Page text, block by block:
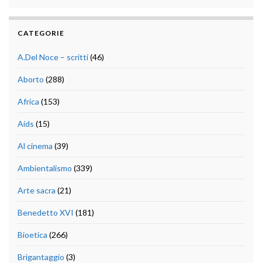
CATEGORIE
A.Del Noce – scritti(46)
Aborto (288)
Africa (153)
Aids (15)
Al cinema (39)
Ambientalismo (339)
Arte sacra (21)
Benedetto XVI (181)
Bioetica (266)
Brigantaggio (3)